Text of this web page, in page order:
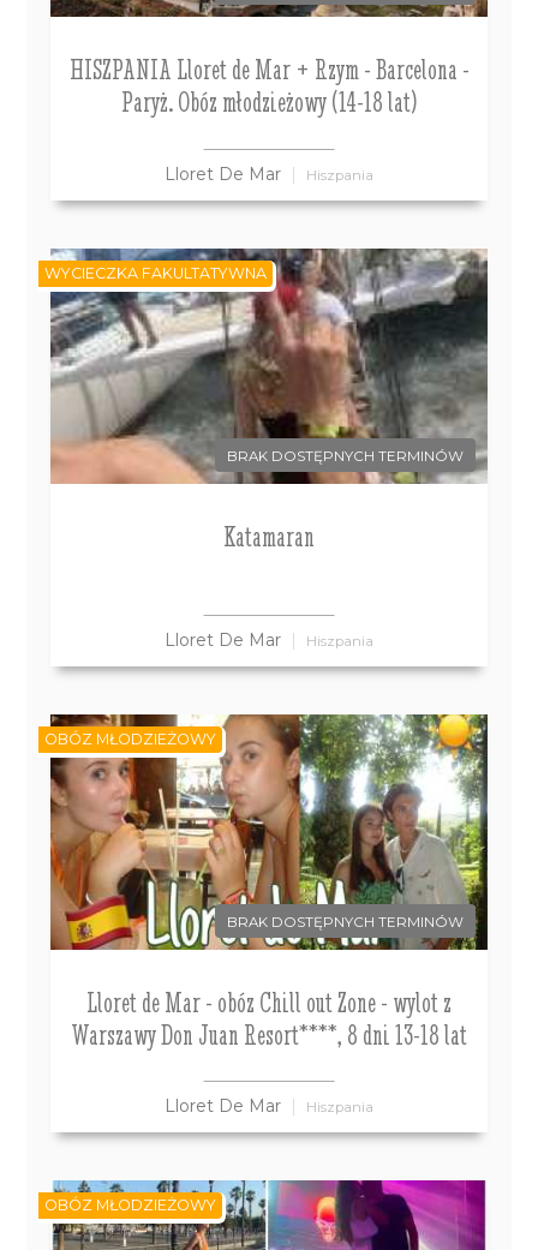
HISZPANIA Lloret de Mar + Rzym - Barcelona -
Paryż. Obóz młodzieżowy (14-18 lat)
Lloret De Mar Hiszpania
BRAK DOSTĘPNYCH TERMINÓW
Katamaran
Lloret De Mar Hiszpania
WYCIECZKA FAKULTATYWNA
BRAK DOSTĘPNYCH TERMINÓW
Lloret de Mar - obóz Chill out Zone - wylot z
Warszawy Don Juan Resort****, 8 dni 13-18 lat
Lloret De Mar Hiszpania
OBÓZ MŁODZIEŻOWY
OBÓZ MŁODZIEŻOWY